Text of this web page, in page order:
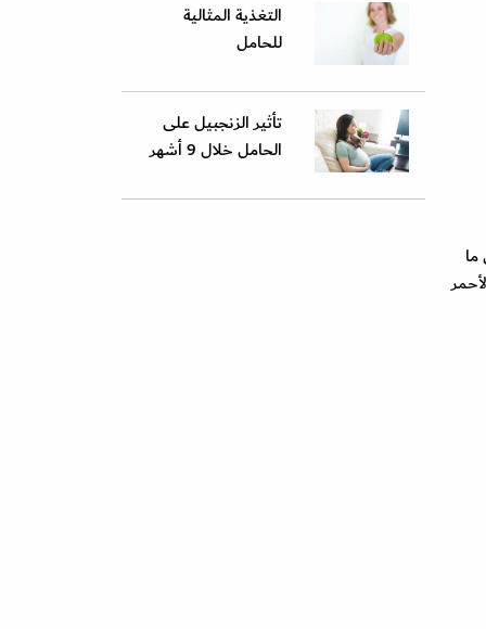
التغذية المثالية
للحامل
تأثير الزنجبيل على
الحامل خلال 9 أشهر